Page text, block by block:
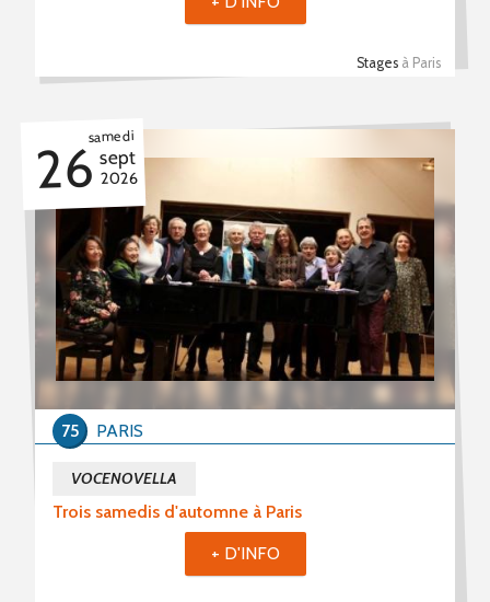
Mot(s) clé(s)
Plusieurs mots clé possibles
PROPOSER UN ÉVÈNEMENT
RSS ÉVÈNEMENTS
Stages à Paris
samedi
26 sept
2026
Trois samedis d'automne à Paris
VOCENOVELLA
PARIS
75
+ D'INFO